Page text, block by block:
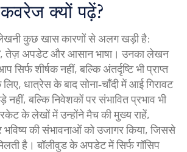
क्यों पढ़ें?
लेखनी कुछ खास कारणों से अलग खड़ी है:
, तेज़ अपडेट और आसान भाषा। उनका लेखन
शीर्षक नहीं, बल्कि अंतर्दृष्टि भी प्राप्त
धात्रेस के बाद सोना‑चाँदी में आई गिरावट
नहीं, बल्कि निवेशकों पर संभावित प्रभाव भी
के लेखों में उन्होंने मैच की मुख्य राहें,
भविष्य की संभावनाओं को उजागर किया, जिससे
है। बॉलीवुड के अपडेट में सिर्फ गॉसिप